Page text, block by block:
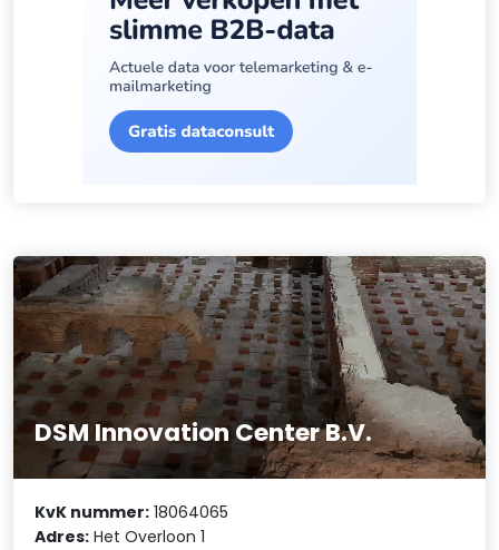
DSM Innovation Center B.V.
KvK nummer: 18064065
Adres: Het Overloon 1